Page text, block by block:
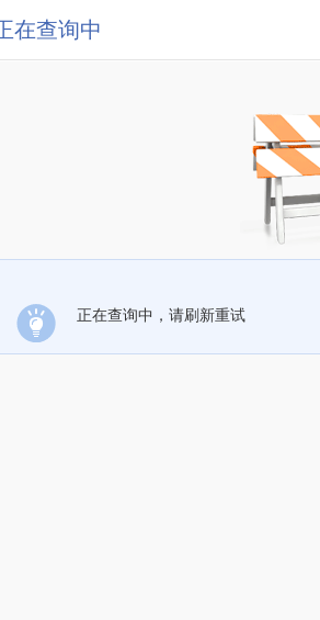
在查询中
正在查询中，请刷新重试